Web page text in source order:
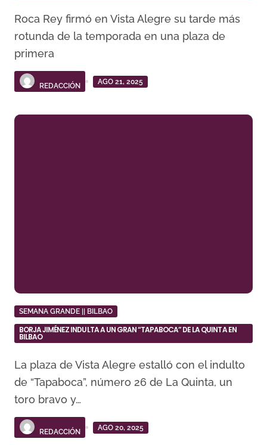
Roca Rey firmó en Vista Alegre su tarde más
rotunda de la temporada en una plaza de
primera
REDACCIÓN
AGO 21, 2025
SEMANA GRANDE || BILBAO
BORJA JIMÉNEZ INDULTA A UN GRAN “TAPABOCA” DE LA QUINTA EN
BILBAO
La plaza de Vista Alegre estalló con el indulto
de “Tapaboca”, número 26 de La Quinta, un
toro bravo y…
REDACCIÓN
AGO 20, 2025